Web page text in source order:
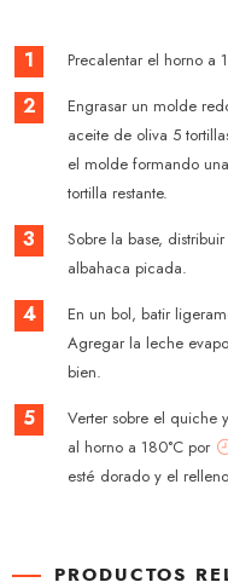
1 Precalentar el horno a
2
Engrasar un molde
aceite de oliva 5
el molde formando
tortilla restante.
3
Sobre la base,
albahaca picada.
4
En un bol, batir
Agregar la leche
bien.
5
Verter sobre el quiche
al horno a 180°C por
esté dorado y el
PRODUCTOS